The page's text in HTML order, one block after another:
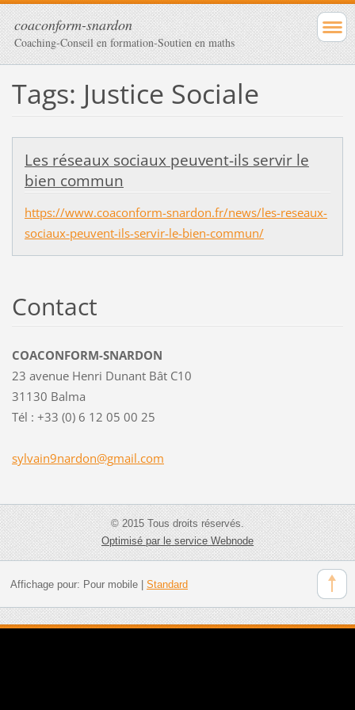
coaconform-snardon
Coaching-Conseil en formation-Soutien en maths
Tags: Justice Sociale
Les réseaux sociaux peuvent-ils servir le
bien commun
https://www.coaconform-snardon.fr/news/les-reseaux-
sociaux-peuvent-ils-servir-le-bien-commun/
Contact
COACONFORM-SNARDON
23 avenue Henri Dunant Bât C10
31130 Balma
Tél : +33 (0) 6 12 05 00 25
sylvain9nardon@gmail.com
© 2015 Tous droits réservés.
Optimisé par le service Webnode
Affichage pour: Pour mobile| Standard